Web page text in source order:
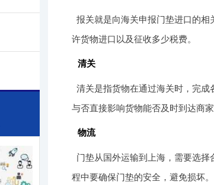
报关就是向海关申报门垫进口的
许货物进口以及征收多少税费。
清关
清关是指货物在通过海关时，完成
与否直接影响货物能否及时到达商家
物流
门垫从国外运输到上海，需要选
程中要确保门垫的安全，避免损坏。